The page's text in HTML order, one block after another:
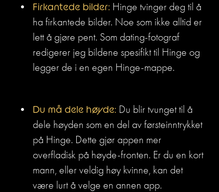
Firkantede bilder: Hinge tvinger deg til å
ha firkantede bilder. Noe som ikke alltid er
lett å gjøre pent. Som dating-fotograf
redigerer jeg bildene spesifikt til Hinge og
legger de i en egen Hinge-mappe.
Du må dele høyde: Du blir tvunget til å
dele høyden som en del av førsteinntrykket
på Hinge. Dette gjør appen mer
overfladisk på høyde-fronten. Er du en kort
mann, eller veldig høy kvinne, kan det
være lurt å velge en annen app.